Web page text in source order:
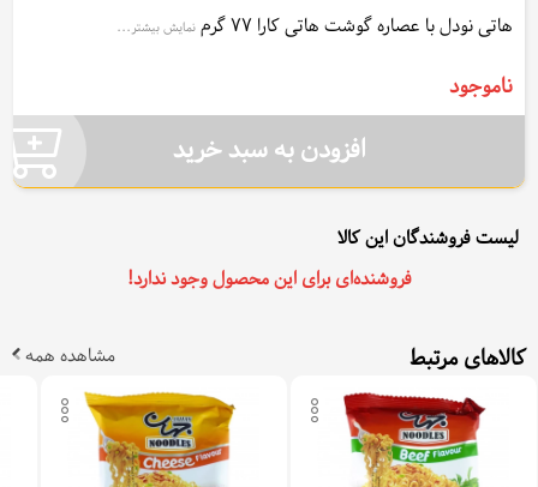
هاتی نودل با عصاره گوشت هاتی کارا 77 گرم نمایش بیشتر...
ناموجود
افزودن به سبد خرید
لیست فروشندگان این کالا
فروشنده‌ای برای این محصول وجود ندارد!
کالاهای مرتبط مشاهده همه